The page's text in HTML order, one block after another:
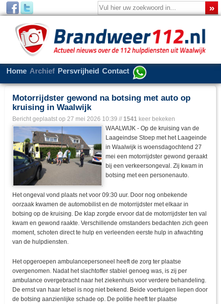
Home Archief Persvrijheid Contact
Motorrijdster gewond na botsing met auto op
kruising in Waalwijk
Bericht geplaatst op 27 mei 2026 10:39 // 1541 keer bekeken
WAALWIJK - Op de kruising van de
Laageindse Stoep met het Laageinde
in Waalwijk is woensdagochtend 27
mei een motorrijdster gewond geraakt
bij een verkeersongeval. Zij kwam in
botsing met een personenauto.
Het ongeval vond plaats net voor 09:30 uur. Door nog onbekende
oorzaak kwamen de automobilist en de motorrijdster met elkaar in
botsing op de kruising. De klap zorgde ervoor dat de motorrijdster ten val
kwam en gewond raakte. Verschillende omstanders bedachten zich geen
moment, schoten direct te hulp en verleenden eerste hulp in afwachting
van de hulpdiensten.
Het opgeroepen ambulancepersoneel heeft de zorg ter plaatse
overgenomen. Nadat het slachtoffer stabiel genoeg was, is zij per
ambulance overgebracht naar het ziekenhuis voor verdere behandeling.
De ernst van haar letsel is nog niet bekend. Beide voertuigen liepen door
de botsing aanzienlijke schade op. De politie heeft ter plaatse